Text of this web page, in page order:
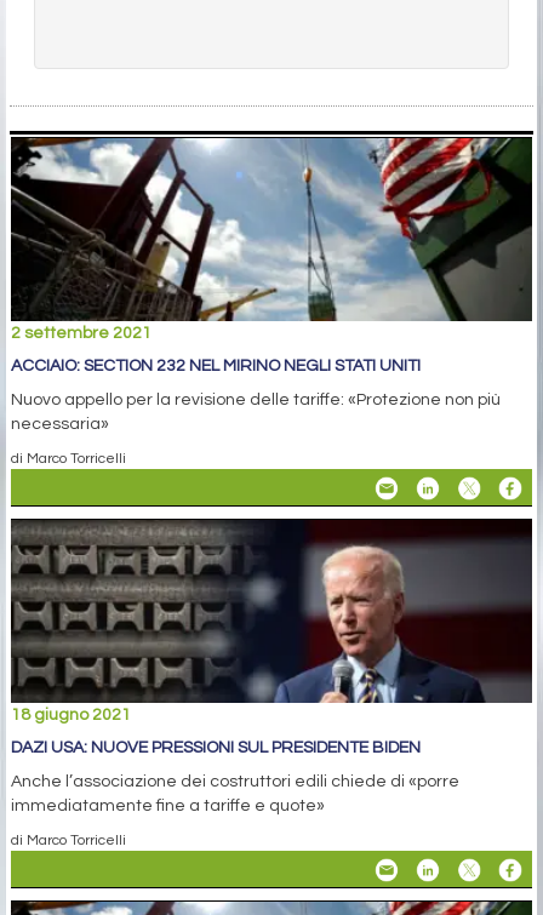
2 settembre 2021
ACCIAIO: SECTION 232 NEL MIRINO NEGLI STATI UNITI
Nuovo appello per la revisione delle tariffe: «Protezione non più
necessaria»
di Marco Torricelli
18 giugno 2021
DAZI USA: NUOVE PRESSIONI SUL PRESIDENTE BIDEN
Anche l’associazione dei costruttori edili chiede di «porre
immediatamente fine a tariffe e quote»
di Marco Torricelli